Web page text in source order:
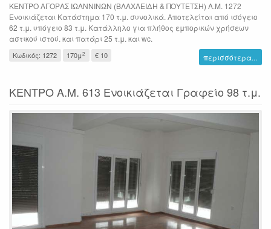
ΚΕΝΤΡΟ ΑΓΟΡΑΣ ΙΩΑΝΝΙΝΩΝ (ΒΛΑΧΛΕΙΔΗ & ΠΟΥΤΕΤΣΗ) Α.Μ. 1272
Ενοικιάζεται Κατάστημα 170 τ.μ. συνολικά. Αποτελείται από ισόγειο
62 τ.μ. υπόγειο 83 τ.μ. Κατάλληλο για πλήθος εμπορικών χρήσεων
αστικού ιστού. και πατάρι 25 τ.μ. και wc.
Κωδικός: 1272 170μ2 € 10 περισσότερα...
ΚΕΝΤΡΟ Α.Μ. 613 Ενοικιάζεται Γραφείο 98 τ.μ.